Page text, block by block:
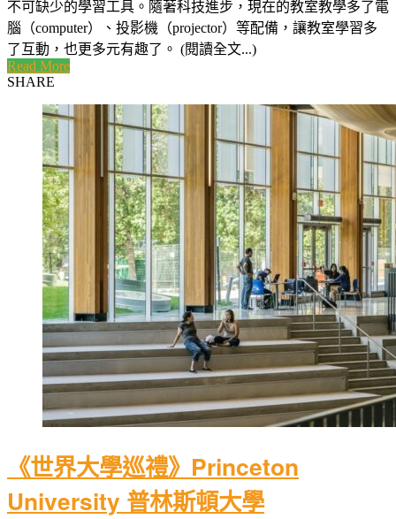
不可缺少的學習工具。隨著科技進步，現在的教室教學多了電
腦（computer）、投影機（projector）等配備，讓教室學習多
了互動，也更多元有趣了。 (閱讀全文...)
Read More
SHARE
《世界大學巡禮》Princeton
University 普林斯頓大學